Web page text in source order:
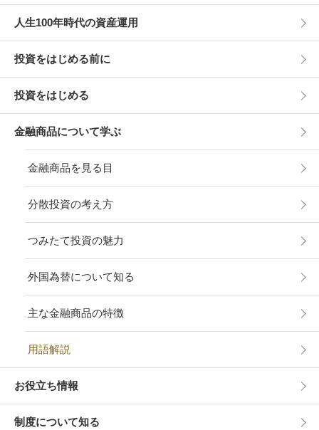
人生100年時代の資産運用
投資をはじめる前に
投資をはじめる
金融商品について学ぶ
金融商品を見る目
分散投資の考え方
つみたて投資の魅力
外国為替について知る
主な金融商品の特徴
用語解説
お役立ち情報
制度について知る